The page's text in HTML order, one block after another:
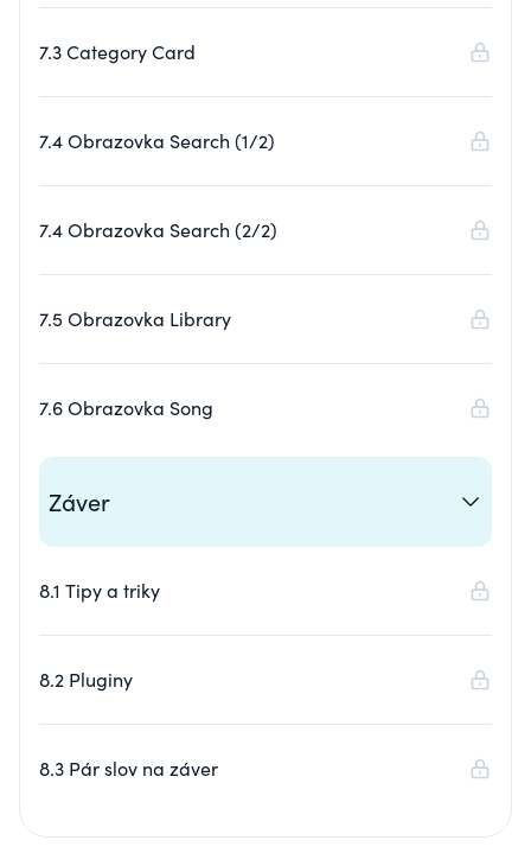
7.3 Category Card
7.4 Obrazovka Search (1/2)
7.4 Obrazovka Search (2/2)
7.5 Obrazovka Library
7.6 Obrazovka Song
Záver
8.1 Tipy a triky
8.2 Pluginy
8.3 Pár slov na záver